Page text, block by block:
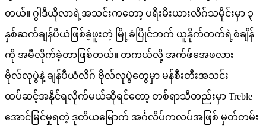
တယ်။ ဂွါဒီယိုလာရဲ့အသင်းကတော့ ပရီးမီးယားလိဂ်သမိုင်းမှာ ၃
နှစ်ဆက်ချန်ပီယံဖြစ်ခဲ့ဖူးတဲ့ မြို့ခံပြိုင်ဘက် ယူနိုက်တက်ရဲ့စံချိန်
ကို အမီလိုက်ခဲ့တာဖြစ်တယ်။ တကယ်လို့ အက်ဖ်အေဖလား
ဗိုလ်လုပွဲနဲ့ ချန်ပီယံလိဂ် ဗိုလ်လုပွဲတွေမှာ မန်စီးတီးအသင်း
ထပ်ဆင့်အနိုင်ရလိုက်မယ်ဆိုရင်တော့ တစ်ရာသီတည်းမှာ Treble
အောင်မြင်မှုရတဲ့ ဒုတိယမြောက် အင်္ဂလိပ်ကလပ်အဖြစ် မှတ်တမ်း